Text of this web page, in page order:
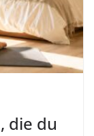
die du